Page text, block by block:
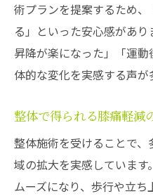
術プランを提案するため
る」といった安心感があ
昇降が楽になった」「運
体的な変化を実感する声が
整体で得られる膝痛軽減
整体施術を受けることで
域の拡大を実感していま
ムーズになり、歩行や立